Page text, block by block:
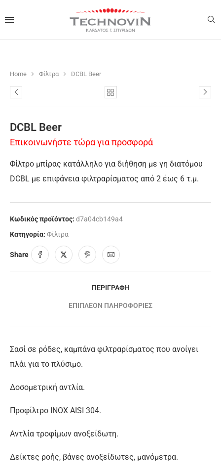
Home Φίλτρα DCBL Beer
DCBL Beer
Επικοινωνήστε τώρα για προσφορά
Φίλτρο μπίρας κατάλληλο για διήθηση με γη διατόμου
DCBL με επιφάνεια φιλτραρίσματος από 2 έως 6 τ.μ.
Κωδικός προϊόντος: d7a04cb149a4
Κατηγορία: Φίλτρα
Share
ΠΕΡΙΓΡΑΦΉ
ΕΠΙΠΛΈΟΝ ΠΛΗΡΟΦΟΡΊΕΣ
Σασί σε ρόδες, καμπάνα φιλτραρίσματος που ανοίγει
πλάι για το πλύσιμο.
Δοσομετρική αντλία.
Προφίλτρο ΙΝΟΧ AISI 304.
Αντλία τροφίμων ανοξείδωτη.
Δείκτες ροής, βάνες ανοξείδωτες, μανόμετρα.